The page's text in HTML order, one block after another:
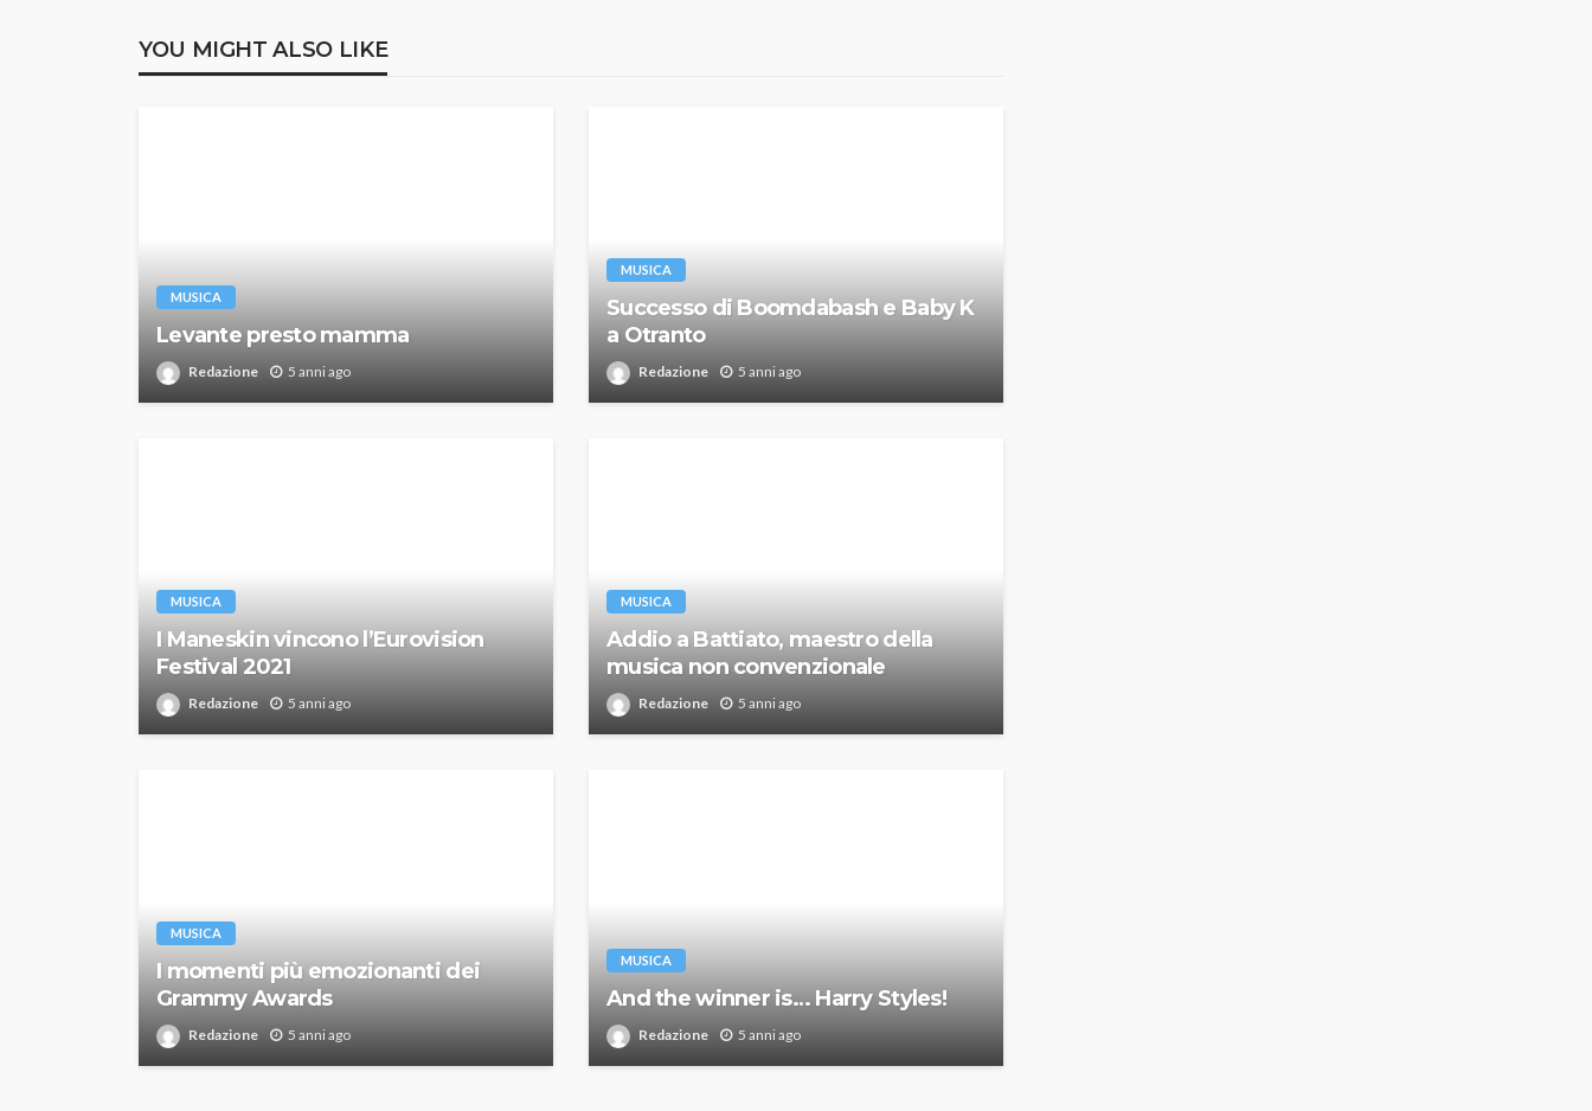
YOU MIGHT ALSO LIKE
MUSICA
Levante presto mamma
Redazione 5 anni ago
MUSICA
Successo di Boomdabash e Baby K
a Otranto
Redazione 5 anni ago
MUSICA
I Maneskin vincono l’Eurovision
Festival 2021
Redazione 5 anni ago
MUSICA
Addio a Battiato, maestro della
musica non convenzionale
Redazione 5 anni ago
MUSICA
I momenti più emozionanti dei
Grammy Awards
Redazione 5 anni ago
MUSICA
And the winner is… Harry Styles!
Redazione 5 anni ago